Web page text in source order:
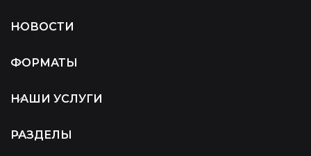
НОВОСТИ
ФОРМАТЫ
НАШИ УСЛУГИ
РАЗДЕЛЫ